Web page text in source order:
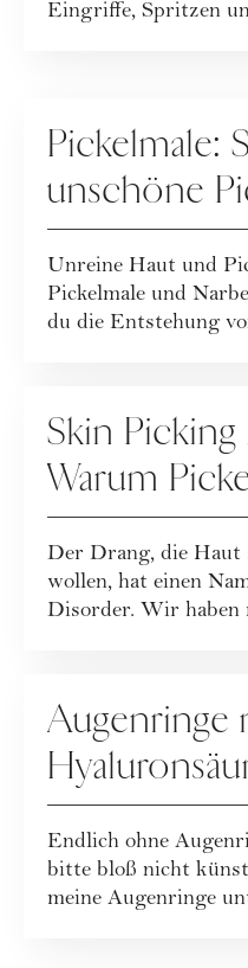
Eingriffe, Spritzen
Pickelmale:
unschöne
wieder los
Unreine Haut und
Pickelmale und
du die Entstehung
Skin
Warum
zur Sucht
Der Drang, die Haut
wollen, hat einen
Disorder. Wir haben
Augenringe
ein
Endlich ohne
bitte bloß nicht
meine Augenringe